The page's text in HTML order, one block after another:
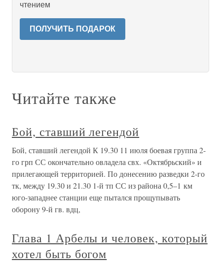
чтением
ПОЛУЧИТЬ ПОДАРОК
Читайте также
Бой, ставший легендой
Бой, ставший легендой К 19.30 11 июля боевая группа 2-
го грп СС окончательно овладела свх. «Октябрьский» и
прилегающей территорией. По донесению разведки 2-го
тк, между 19.30 и 21.30 1-й тп СС из района 0,5–1 км
юго-западнее станции еще пытался прощупывать
оборону 9-й гв. вдц,
Глава 1 Арбелы и человек, который
хотел быть богом